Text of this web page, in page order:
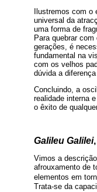
Ilustremos com o
universal da
uma forma de
Para quebrar
gerações, é
fundamental na
com os velhos
dúvida a
Concluindo, a
realidade interna
o êxito de
Galileu Galilei
Vimos a
afrouxamento de
elementos em
Trata-se da